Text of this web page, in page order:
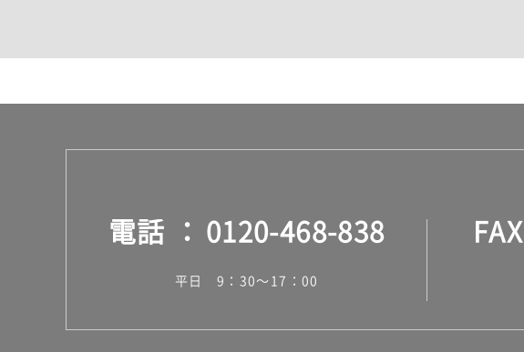
ランドリールーム
タイル
外壁タイル
洗面台タイル
屋内床タイル
電話 0120-468-838
平日 9：30～17：00
FAX